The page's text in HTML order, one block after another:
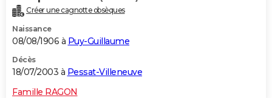
Créer une cagnotte obsèques
Naissance
08/08/1906 à Puy-Guillaume
Décès
18/07/2003 à Pessat-Villeneuve
Famille RAGON